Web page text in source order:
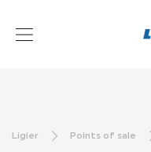
DEALERS
Ligier Points of sale